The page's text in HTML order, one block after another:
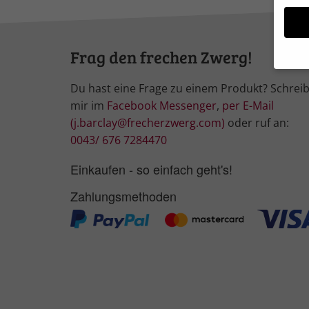
Frag den frechen Zwerg!
Du hast eine Frage zu einem Produkt?
mir im Facebook Messenger, per E-Mail
(j.barclay@frecherzwerg.com) oder ruf an:
0043/ 676 7284470
Einkaufen - so einfach geht's!
Zahlungsmethoden
Wir